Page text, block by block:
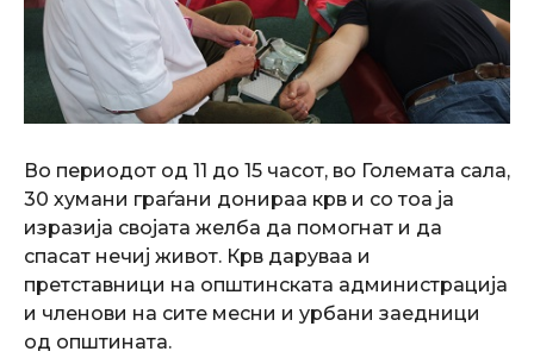
Во периодот од 11 до 15 часот, во Големата сала,
30 хумани граѓани донираа крв и со тоа ја
изразија својата желба да помогнат и да
спасат нечиј живот. Крв даруваа и
претставници на општинската администрација
и членови на сите месни и урбани заедници
од општината.